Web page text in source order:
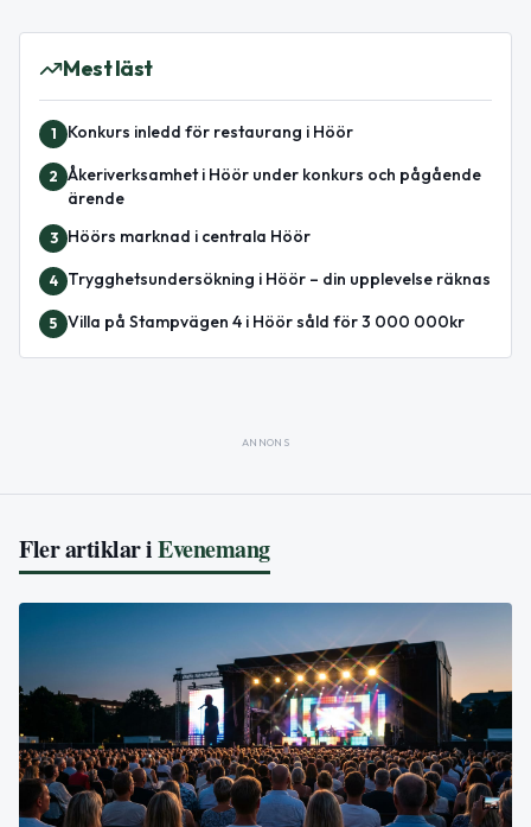
Mest läst
1 Konkurs inledd för restaurang i Höör
2 Åkeriverksamhet i Höör under konkurs och pågående
ärende
3 Höörs marknad i centrala Höör
4 Trygghetsundersökning i Höör – din upplevelse räknas
5 Villa på Stampvägen 4 i Höör såld för 3 000 000kr
ANNONS
Fler artiklar iEvenemang